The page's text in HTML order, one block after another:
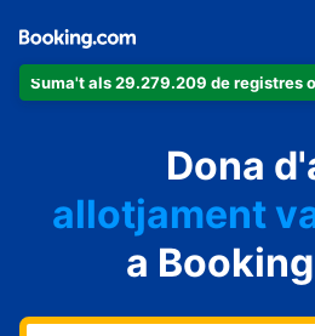
Suma't als 29.279.209 de registres
Dona
un
un
allotjament
un
una
a